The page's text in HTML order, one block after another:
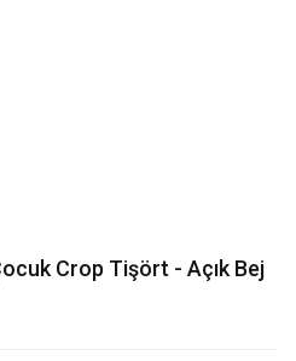
Crop Tişört - Açık Bej